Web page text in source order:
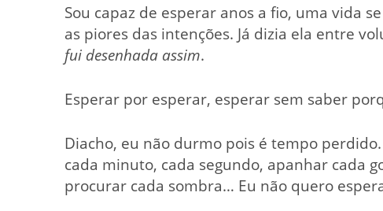
Sou capaz de esperar anos a fio, uma vida
as piores das intenções. Já dizia ela entre
fui desenhada assim.
Esperar por esperar, esperar sem saber
Diacho, eu não durmo pois é tempo
cada minuto, cada segundo, apanhar cada
procurar cada sombra… Eu não quero